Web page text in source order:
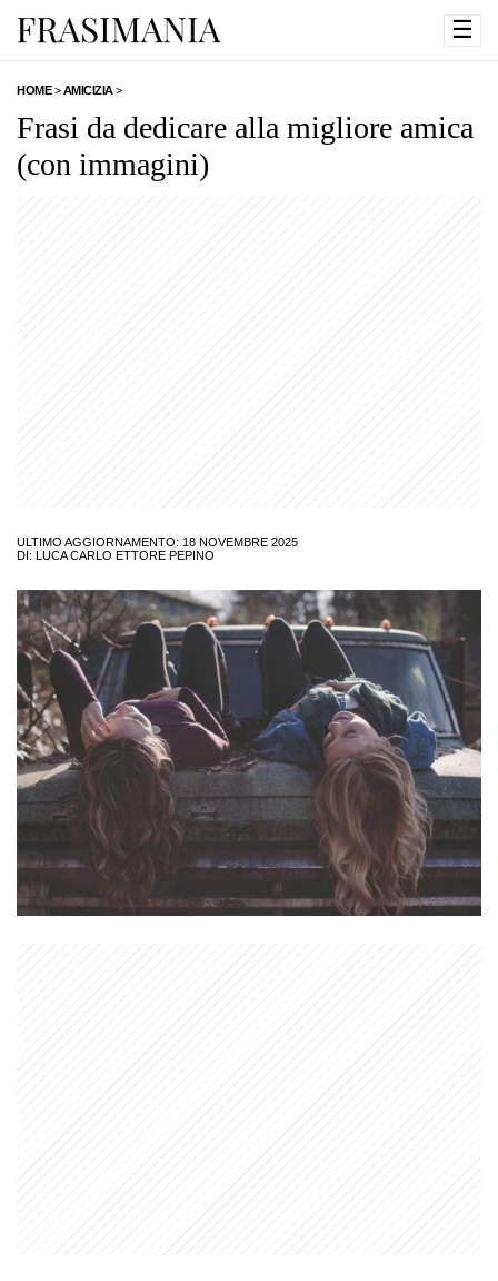
☰
HOME>AMICIZIA>
Frasi da dedicare alla migliore amica
(con immagini)
ULTIMO AGGIORNAMENTO: 18 NOVEMBRE 2025
DI: LUCA CARLO ETTORE PEPINO